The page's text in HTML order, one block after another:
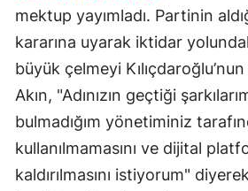
mektup yayımladı. Partinin
kararına uyarak iktidar
büyük çelmeyi
Akın, "Adınızın geçtiği
bulmadığım yönetiminiz
kullanılmamasını ve dijital
kaldırılmasını istiyorum"